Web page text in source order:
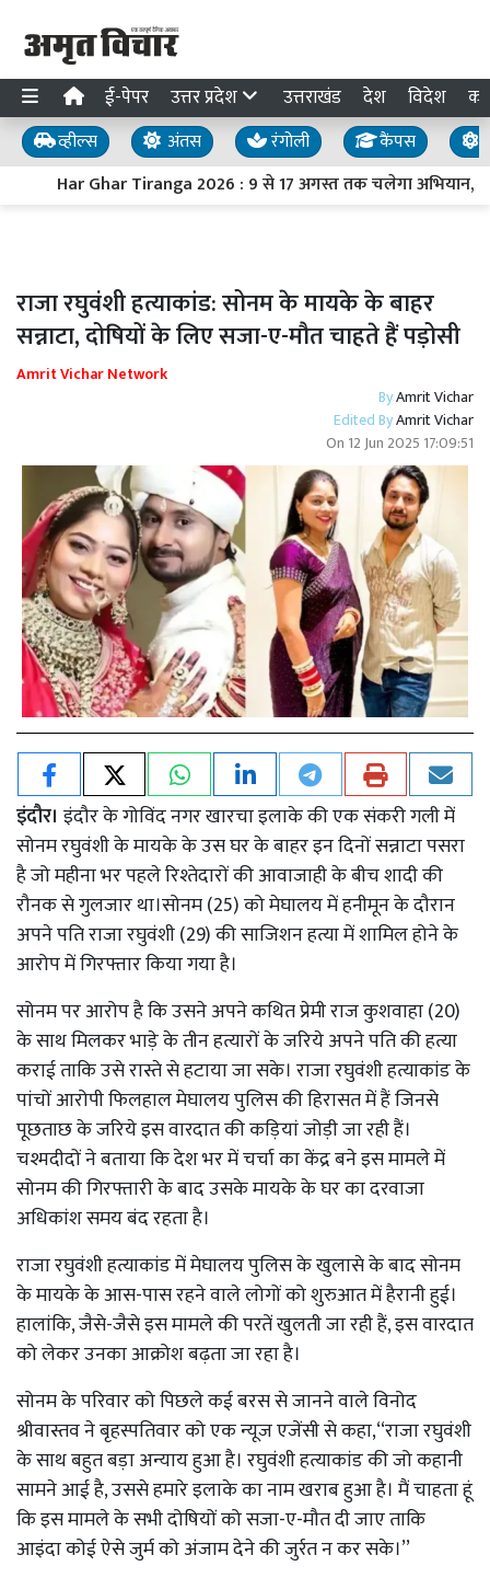
ई-पेपर उत्तर प्रदेश उत्तराखंड देश विदेश
व्हील्स अंतस रंगोली कैंपस
Har Ghar Tiranga 2026 : 9 से 17 अगस्त तक चलेगा अभियान,
राजा रघुवंशी हत्याकांड: सोनम के मायके के बाहर
सन्नाटा, दोषियों के लिए सजा-ए-मौत चाहते हैं पड़ोसी
Amrit Vichar Network
ByAmrit Vichar
Edited ByAmrit Vichar
On 12 Jun 2025 17:09:51
इंदौर। इंदौर के गोविंद नगर खारचा इलाके की एक संकरी गली में
सोनम रघुवंशी के मायके के उस घर के बाहर इन दिनों सन्नाटा पसरा
है जो महीना भर पहले रिश्तेदारों की आवाजाही के बीच शादी की
रौनक से गुलजार था।सोनम (25) को मेघालय में हनीमून के दौरान
अपने पति राजा रघुवंशी (29) की साजिशन हत्या में शामिल होने के
आरोप में गिरफ्तार किया गया है।
सोनम पर आरोप है कि उसने अपने कथित प्रेमी राज कुशवाहा (20)
के साथ मिलकर भाड़े के तीन हत्यारों के जरिये अपने पति की हत्या
कराई ताकि उसे रास्ते से हटाया जा सके। राजा रघुवंशी हत्याकांड के
पांचों आरोपी फिलहाल मेघालय पुलिस की हिरासत में हैं जिनसे
पूछताछ के जरिये इस वारदात की कड़ियां जोड़ी जा रही हैं।
चश्मदीदों ने बताया कि देश भर में चर्चा का केंद्र बने इस मामले में
सोनम की गिरफ्तारी के बाद उसके मायके के घर का दरवाजा
अधिकांश समय बंद रहता है।
राजा रघुवंशी हत्याकांड में मेघालय पुलिस के खुलासे के बाद सोनम
के मायके के आस-पास रहने वाले लोगों को शुरुआत में हैरानी हुई।
हालांकि, जैसे-जैसे इस मामले की परतें खुलती जा रही हैं, इस वारदात
को लेकर उनका आक्रोश बढ़ता जा रहा है।
सोनम के परिवार को पिछले कई बरस से जानने वाले विनोद
श्रीवास्तव ने बृहस्पतिवार को एक न्यूज एजेंसी से कहा,‘‘राजा रघुवंशी
के साथ बहुत बड़ा अन्याय हुआ है। रघुवंशी हत्याकांड की जो कहानी
सामने आई है, उससे हमारे इलाके का नाम खराब हुआ है। मैं चाहता हूं
कि इस मामले के सभी दोषियों को सजा-ए-मौत दी जाए ताकि
आइंदा कोई ऐसे जुर्म को अंजाम देने की जुर्रत न कर सके।’’